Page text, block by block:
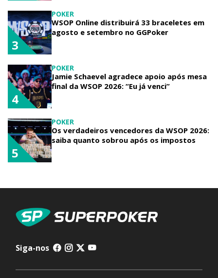
POKER
WSOP Online distribuirá 33 braceletes em
agosto e setembro no GGPoker
3
POKER
Jamie Schaevel agradece apoio após mesa
final da WSOP 2026: “Eu já venci”
4
POKER
Os verdadeiros vencedores da WSOP 2026:
saiba quanto sobrou após os impostos
5
Siga-nos